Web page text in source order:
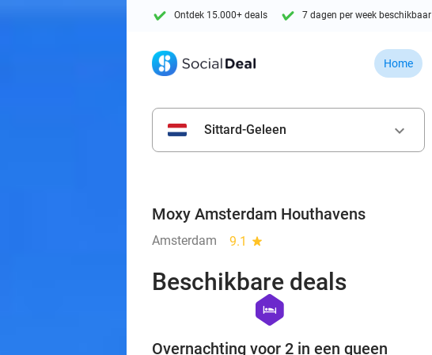
Ontdek 15.000+ deals 7 dagen per week beschikbaar
Home
Sittard-Geleen keyboard_arrow_down
Moxy Amsterdam Houthavens
Amsterdam 9.1 star
Beschikbare deals
hexagon
hotel
Overnachting voor 2 in een queen